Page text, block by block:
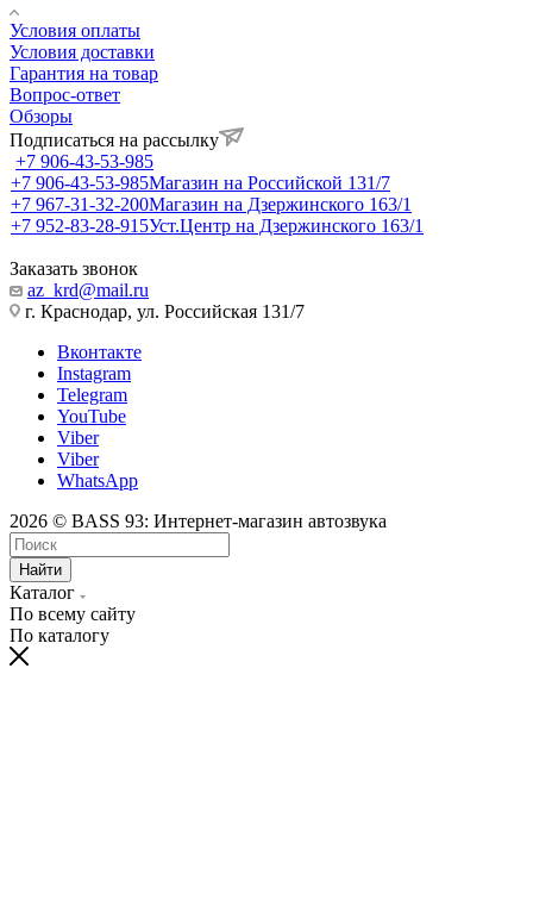
Условия оплаты
Условия доставки
Гарантия на товар
Вопрос-ответ
Обзоры
Подписаться на рассылку
+7 906-43-53-985
+7 906-43-53-985Магазин на Российской 131/7
+7 967-31-32-200Магазин на Дзержинского 163/1
+7 952-83-28-915Уст.Центр на Дзержинского 163/1
Заказать звонок
az_krd@mail.ru
г. Краснодар, ул. Российская 131/7
Вконтакте
Instagram
Telegram
YouTube
Viber
Viber
WhatsApp
2026 © BASS 93: Интернет-магазин автозвука
Найти
Каталог
По всему сайту
По каталогу